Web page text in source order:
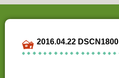
2016.04.22 DSCN1800